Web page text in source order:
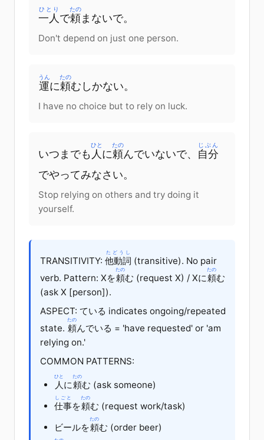
一人
ひとり
で頼
たの
まないで。
Don't depend on just one person.
運
うん
に頼
たの
む しかない。
I have no choice but to rely on luck.
いつまでも 人
ひと
に頼
たの
んでいないで、 自分
じぶん
でやってみなさい。
Stop relying on others and try doing it
yourself.
TRANSITIVITY: 他動詞
たどうし
(transitive). No pair
verb. Pattern: Xを頼
たの
む (request X) / Xに 頼
たの
む
(ask X [person]).
ASPECT: ている indicates ongoing/repeated
state. 頼
たの
んでいる = 'have requested' or 'am
relying on.'
COMMON PATTERNS:
人
ひと
に 頼
たの
む (ask someone)
仕事
しごと
を頼
たの
む (request work/task)
ビールを頼
たの
む (order beer)